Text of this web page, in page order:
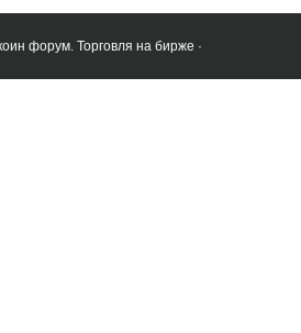
форум. Торговля на бирже ·